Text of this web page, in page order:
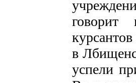
говорит
в
успели